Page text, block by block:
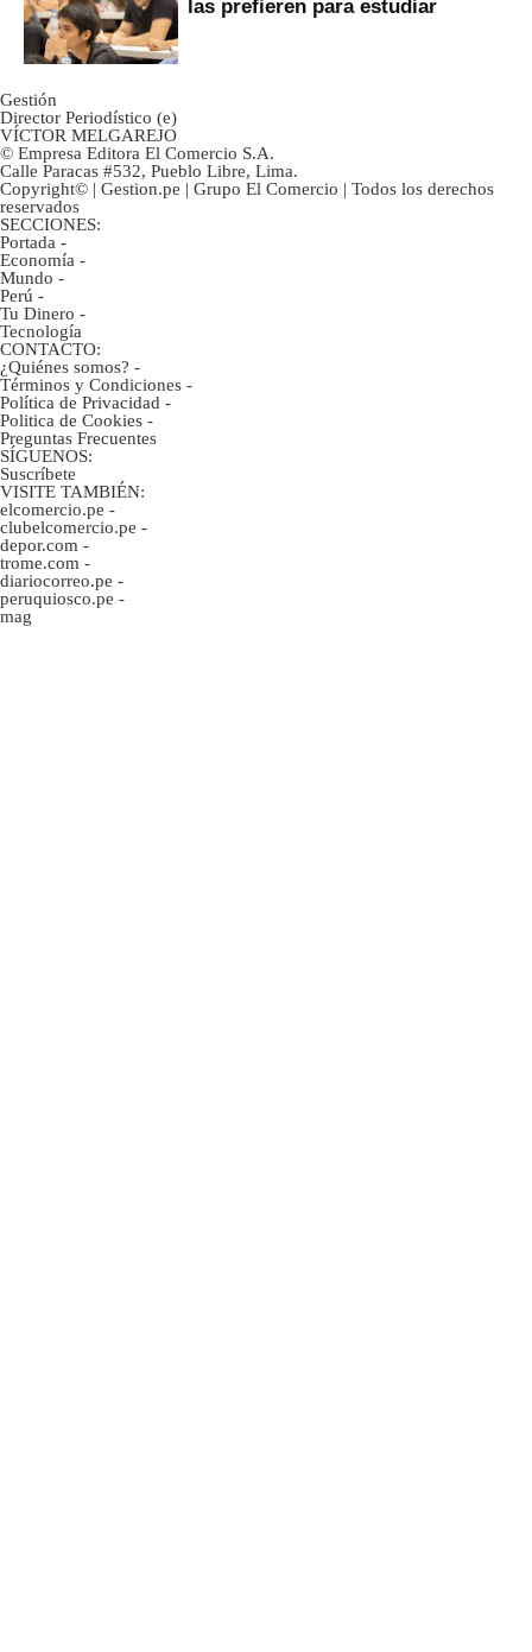
las prefieren para estudiar
Gestión
Director Periodístico (e)
VÍCTOR MELGAREJO
© Empresa Editora El Comercio S.A.
Calle Paracas #532, Pueblo Libre, Lima.
Copyright© | Gestion.pe | Grupo El Comercio | Todos los derechos
reservados
SECCIONES:
Portada -
Economía -
Mundo -
Perú -
Tu Dinero -
Tecnología
CONTACTO:
¿Quiénes somos? -
Términos y Condiciones -
Política de Privacidad -
Politica de Cookies -
Preguntas Frecuentes
SÍGUENOS:
Suscríbete
VISITE TAMBIÉN:
elcomercio.pe -
clubelcomercio.pe -
depor.com -
trome.com -
diariocorreo.pe -
peruquiosco.pe -
mag